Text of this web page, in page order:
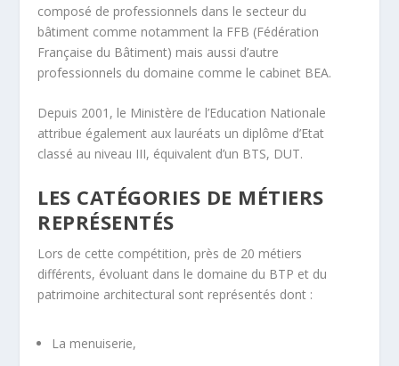
composé de professionnels dans le secteur du
bâtiment comme notamment la FFB (Fédération
Française du Bâtiment) mais aussi d’autre
professionnels du domaine comme le cabinet BEA.
Depuis 2001, le Ministère de l’Education Nationale
attribue également aux lauréats un diplôme d’Etat
classé au niveau III, équivalent d’un BTS, DUT.
LES CATÉGORIES DE MÉTIERS
REPRÉSENTÉS
Lors de cette compétition, près de 20 métiers
différents, évoluant dans le domaine du BTP et du
patrimoine architectural sont représentés dont :
La menuiserie,